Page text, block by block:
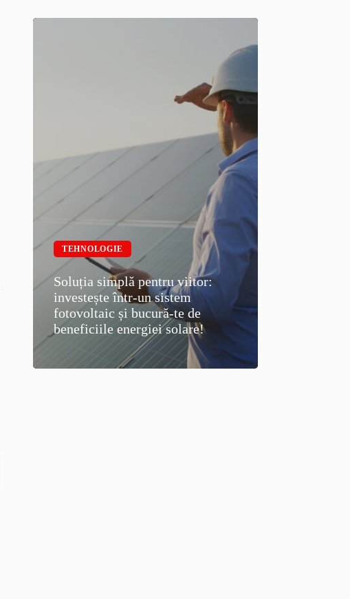
TEHNOLOGIE
Soluția simplă pentru viitor:
investește într-un sistem
fotovoltaic și bucură-te de
beneficiile energiei solare!